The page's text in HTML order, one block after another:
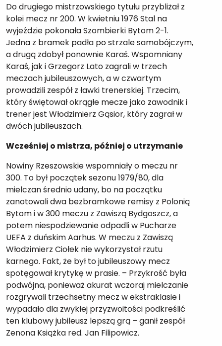
Do drugiego mistrzowskiego tytułu przybliżał z
kolei mecz nr 200. W kwietniu 1976 Stal na
wyjeździe pokonała Szombierki Bytom 2-1.
Jedna z bramek padła po strzale samobójczym,
a drugą zdobył ponownie Karaś. Wspomniany
Karaś, jak i Grzegorz Lato zagrali w trzech
meczach jubileuszowych, a w czwartym
prowadzili zespół z ławki trenerskiej. Trzecim,
który świętował okrągłe mecze jako zawodnik i
trener jest Włodzimierz Gąsior, który zagrał w
dwóch jubileuszach.
Wcześniej o mistrza, później o utrzymanie
Nowiny Rzeszowskie wspomniały o meczu nr
300. To był początek sezonu 1979/80, dla
mielczan średnio udany, bo na początku
zanotowali dwa bezbramkowe remisy z Polonią
Bytom i w 300 meczu z Zawiszą Bydgoszcz, a
potem niespodziewanie odpadli w Pucharze
UEFA z duńskim Aarhus. W meczu z Zawiszą
Włodzimierz Ciołek nie wykorzystał rzutu
karnego. Fakt, że był to jubileuszowy mecz
spotęgował krytykę w prasie. – Przykrość była
podwójna, ponieważ akurat wczoraj mielczanie
rozgrywali trzechsetny mecz w ekstraklasie i
wypadało dla zwykłej przyzwoitości podkreślić
ten klubowy jubileusz lepszą grą – ganił zespół
Zenona Książka red. Jan Filipowicz.